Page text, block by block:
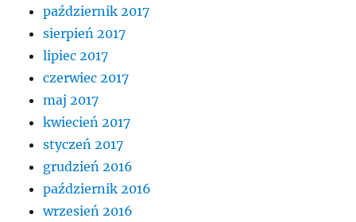
październik 2017
sierpień 2017
lipiec 2017
czerwiec 2017
maj 2017
kwiecień 2017
styczeń 2017
grudzień 2016
październik 2016
wrzesień 2016